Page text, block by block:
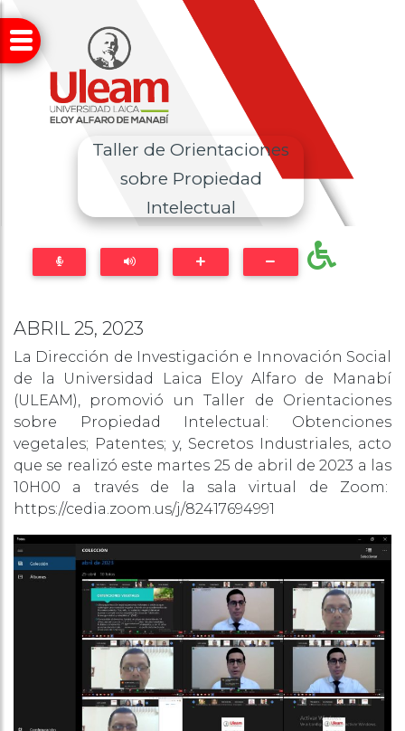
Taller de Orientaciones
sobre Propiedad
Intelectual
ABRIL 25, 2023
La Dirección de Investigación e Innovación Social
de la Universidad Laica Eloy Alfaro de Manabí
(ULEAM), promovió un Taller de Orientaciones
sobre Propiedad Intelectual: Obtenciones
vegetales; Patentes; y, Secretos Industriales, acto
que se realizó este martes 25 de abril de 2023 a las
10H00 a través de la sala virtual de Zoom:
https://cedia.zoom.us/j/82417694991